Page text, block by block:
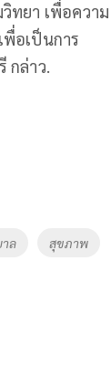
ทยา เพื่อความ
อเป็นการ
กล่าว.
ล สุขภาพ